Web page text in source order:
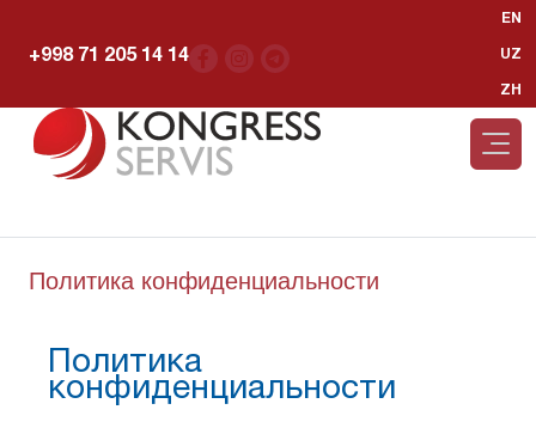
+998 71 205 14 14
EN
UZ
ZH
Политика конфиденциальности
Политика
конфиденциальности